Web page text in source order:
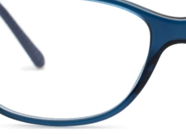
Larghezza montatura
54 mm
Diametro lente (Calibro)
Diametro
lente